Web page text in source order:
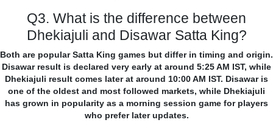
Q3. What is the difference between
Dhekiajuli and Disawar Satta King?
Both are popular Satta King games but differ in timing and origin.
Disawar result is declared very early at around 5:25 AM IST, while
Dhekiajuli result comes later at around 10:00 AM IST. Disawar is
one of the oldest and most followed markets, while Dhekiajuli
has grown in popularity as a morning session game for players
who prefer later updates.